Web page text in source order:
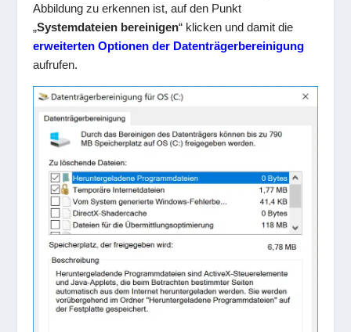
Abbildung zu erkennen ist, auf den Punkt
„Systemdateien bereinigen“ klicken und damit die
erweiterten Optionen der Datenträgerbereinigung
aufrufen.